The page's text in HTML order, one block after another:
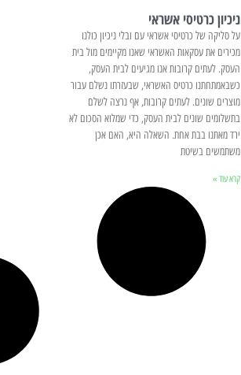
ניכיון כרטיסי אשראי
על סליקה של כרטיסי אשראי עם ובלי ניכיון כולנו
מכירים את עסקאות האשראי שאנו מקיימים מול בית
העסק. לעתים קרובות אנו מגיעים לבית העסק,
כשבאמתחתנו כרטיס האשראי, שבעזרתו נשלם עבור
מוצרים שונים. לעתים קרובות, אף נרצה לשלם
בתשלומים שונים לבית העסק, כדי שמלוא הסכום לא
ירד מאתנו בבת אחת. השאלה היא, האם אכן
משתמשים בשיטת
קרא עוד »